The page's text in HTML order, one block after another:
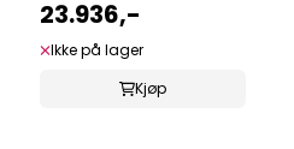
hekk
23.936,-
Ikke på lager
Kjøp